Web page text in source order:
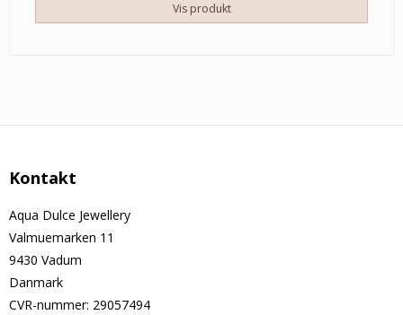
Vis produkt
Kontakt
Aqua Dulce Jewellery
Valmuemarken 11
9430 Vadum
Danmark
CVR-nummer: 29057494